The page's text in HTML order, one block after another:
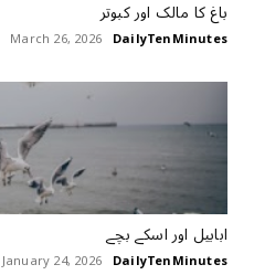
باغ کا مالک اور کبوتر
DailyTenMinutes
March 26, 2026
ابابیل اور اسکے بچے
DailyTenMinutes
January 24, 2026